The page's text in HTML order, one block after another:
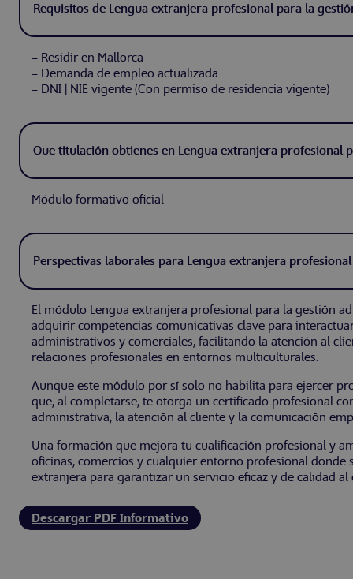
Requisitos de Lengua extranjera profesional para la
– Residir en Mallorca
– Demanda de empleo actualizada
– DNI | NIE vigente (Con permiso de residencia vigente)
Que titulación obtienes en Lengua extranjera profesional
Módulo formativo oficial
Perspectivas laborales para Lengua extranjera
El módulo Lengua extranjera profesional para la gestión
adquirir competencias comunicativas clave para
administrativos y comerciales, facilitando la atención al
relaciones profesionales en entornos multiculturales.
Aunque este módulo por sí solo no habilita para ejercer
que, al completarse, te otorga un certificado profesional
administrativa, la atención al cliente y la comunicación
Una formación que mejora tu cualificación profesional y
oficinas, comercios y cualquier entorno profesional
extranjera para garantizar un servicio eficaz y de calidad al
Descargar PDF Informativo